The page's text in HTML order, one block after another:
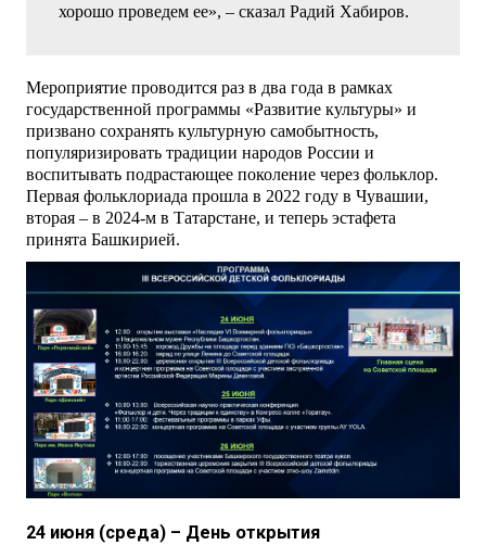
хорошо проведем ее», – сказал Радий Хабиров.
Мероприятие проводится раз в два года в рамках
государственной программы «Развитие культуры» и
призвано сохранять культурную самобытность,
популяризировать традиции народов России и
воспитывать подрастающее поколение через фольклор.
Первая фольклориада прошла в 2022 году в Чувашии,
вторая – в 2024-м в Татарстане, и теперь эстафета
принята Башкирией.
24 июня (среда) – День открытия